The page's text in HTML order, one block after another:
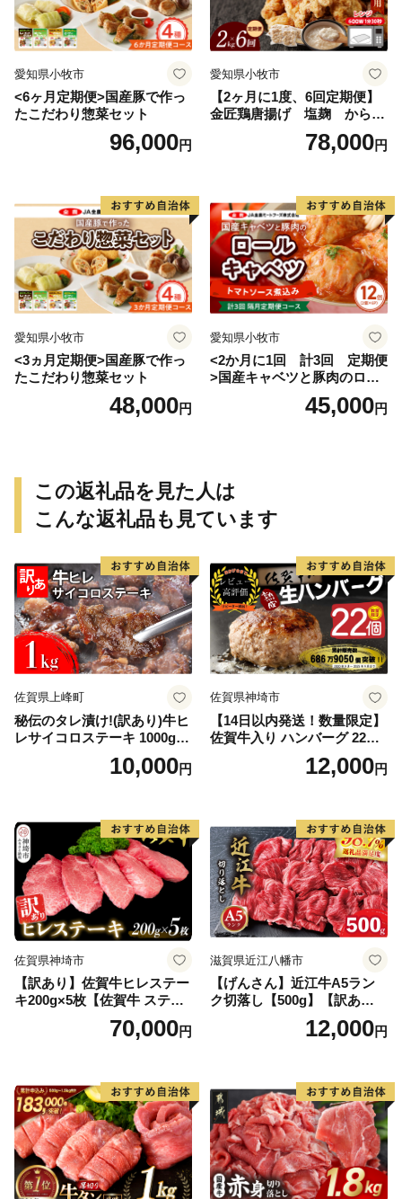
愛知県小牧市
<6ヶ月定期便>国産豚で作っ
たこだわり惣菜セット
96,000円
愛知県小牧市
【2ヶ月に1度、6回定期便】
金匠鶏唐揚げ 塩麹 からあ
78,000円
愛知県小牧市
<3ヵ月定期便>国産豚で作っ
たこだわり惣菜セット
48,000円
愛知県小牧市
<2か月に1回 計3回 定期便
>国産キャベツと豚肉のロー
ルキャベツ（6P入り）
45,000円
この返礼品を見た人は
こんな返礼品も見ています
佐賀県上峰町
秘伝のタレ漬け!(訳あり)牛ヒ
レサイコロステーキ 1000g
10,000円
佐賀県神埼市
【14日以内発送！数量限定】
佐賀牛入り ハンバーグ 22個
2.6kg(120g×22個)【佐賀牛
黒毛和牛 ブランド牛 九州 ハ
気】(H083106)
12,000円
佐賀県神埼市
【訳あり】佐賀牛ヒレステー
キ200g×5枚【佐賀牛 ステー
キ ブランド肉 ヒレ肉 フィレ
肉 ジューシー ヘルシー】(H0
70,000円
滋賀県近江八幡市
【げんさん】近江牛A5ラン
ク切落し【500g】【訳あり】
12,000円